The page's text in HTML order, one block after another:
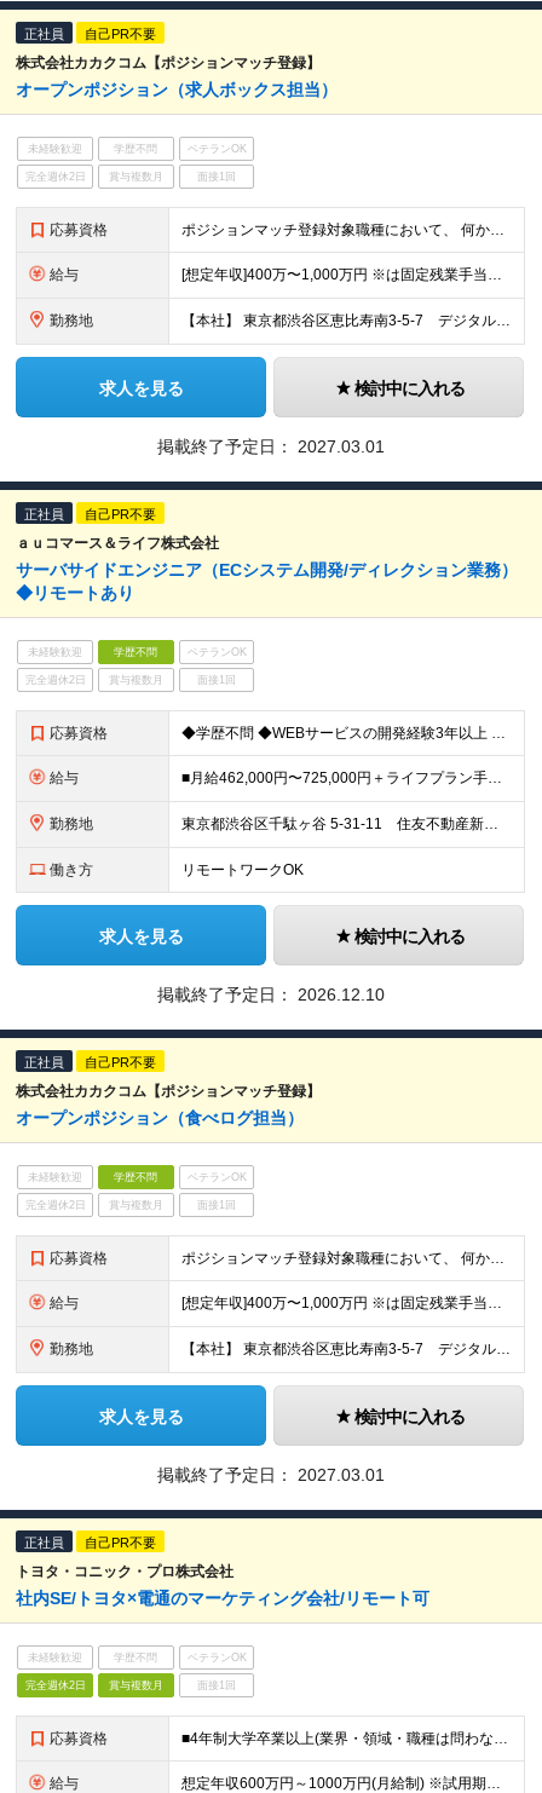
正社員 自己PR不要
株式会社カカクコム【ポジションマッチ登録】
オープンポジション（求人ボックス担当）
未経験歓迎 学歴不問 ベテランOK
完全週休2日 賞与複数月 面接1回
応募資格 ポジションマッチ登録対象職種において、 何かしらの知識・経験を有する方 【活かせる経験・スキル】 ポジションマッチ登録対象職種に関連する知識・経験 ※該当ポジションが数多く存在する為、様々な経験が
給与 [想定年収]400万〜1,000万円 ※は固定残業手当を含みます。（35時間相当。超過分は支給） ※給与詳細は、経験・能力等を考慮した上で決定いたします。
勤務地 【本社】 東京都渋谷区恵比寿南3-5-7 デジタルゲートビル 6〜8階 【渋谷オフィス】 東京都渋谷区宇田川町15-1 渋谷パルコDGビル ※（変更の範囲）会社の定める場所
求人を見る 検討中に入れる
掲載終了予定日： 2027.03.01
正社員 自己PR不要
ａｕコマース＆ライフ株式会社
サーバサイドエンジニア（ECシステム開発/ディレクション業務）
◆リモートあり
未経験歓迎 学歴不問 ベテランOK
完全週休2日 賞与複数月 面接1回
応募資格 ◆学歴不問 ◆WEBサービスの開発経験3年以上 ◆Javaを用いた開発経験2年以上 ◆チームマネジメント経験
給与 ■月給462,000円〜725,000円＋ライフプラン手当 ※詳細は経験等を考慮し同社規定により決定します ※上記月給には月45時間分の固定残業代（職能給）月122,000円〜191,300円を含みま
勤務地 東京都渋谷区千駄ヶ谷 5-31-11 住友不動産新宿南口ビル 11F ※転勤なし ※(変更の範囲)上記を除く当社関連勤務地
働き方 リモートワークOK
求人を見る 検討中に入れる
掲載終了予定日： 2026.12.10
正社員 自己PR不要
株式会社カカクコム【ポジションマッチ登録】
オープンポジション（食べログ担当）
未経験歓迎 学歴不問 ベテランOK
完全週休2日 賞与複数月 面接1回
応募資格 ポジションマッチ登録対象職種において、 何かしらの知識・経験を有する方 【活かせる経験・スキル】 ポジションマッチ登録対象職種に関連する知識・経験 ※該当ポジションが数多く存在する為、様々な経験が
給与 [想定年収]400万〜1,000万円 ※は固定残業手当を含みます。（35時間相当。超過分は支給） ※給与詳細は、経験・能力等を考慮した上で決定いたします。
勤務地 【本社】 東京都渋谷区恵比寿南3-5-7 デジタルゲートビル 6〜8階 【渋谷オフィス】 東京都渋谷区宇田川町15-1 渋谷パルコDGビル ※（変更の範囲）会社の定める場所
求人を見る 検討中に入れる
掲載終了予定日： 2027.03.01
正社員 自己PR不要
トヨタ・コニック・プロ株式会社
社内SE/トヨタ×電通のマーケティング会社/リモート可
未経験歓迎 学歴不問 ベテランOK
完全週休2日 賞与複数月 面接1回
応募資格 ■4年制大学卒業以上(業界・領域・職種は問わない) ■下記のご経験・スキルを有している方 ・SE経験5年以上（※社内SE、クライアント向けSE問わず） ・ITテクノロジーや情報セキュリティ（ISMS等
給与 想定年収600万円～1000万円(月給制) ※試用期間3ヶ月(給与・待遇に差異はございません) ※最終の選考結果によっては、契約社員でのオファーご提示となる場合もあり得ます